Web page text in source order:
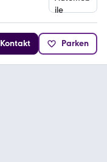
Kontakt Parken